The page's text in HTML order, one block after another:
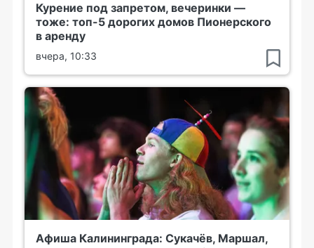
Курение под запретом, вечеринки —
тоже: топ-5 дорогих домов Пионерского
в аренду
вчера, 10:33
Афиша Калининграда: Сукачёв, Маршал,